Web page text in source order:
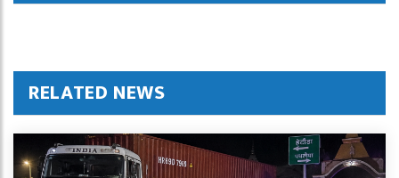
RELATED NEWS